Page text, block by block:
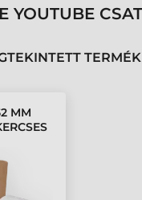
YOUTUBE
MM
)